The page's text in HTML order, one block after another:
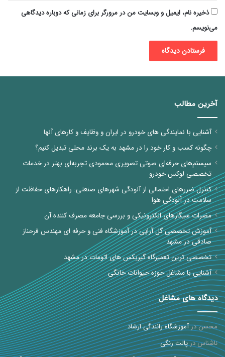
ذخیره نام، ایمیل و وبسایت من در مرورگر برای زمانی که دوباره دیدگاهی
می‌نویسم.
آخرین مطالب
آشنایی با نمایندگی های خودرو در ایران و وظایف و کارهای آنها
چگونه کسب و کار خود را در مشهد به یک برند محلی تبدیل کنیم؟
سیستم‌های حرفه‌ای صوتی تصویری محمودی تجربه‌ای بهتر در خدمات
تخصصی لوکس خودرو
کنترل ضررهای احتمالی از آلودگی شهرهای صنعتی: راهکارهای حفاظت از
سلامت در آلودگی هوا
مضرات سیگارهای الکترونیکی و بررسی جامعه مصرف کننده آن
آموزش تخصصی گل آرایی در آموزشگاه فنی و حرفه ای مهندس فرحناز
صادقی در مشهد
تخصصی ترین تعمیرگاه گیربکس های اتومات در مشهد
آشنایی با مشاغل حوزه حیوانات خانگی
دیدگاه های مشاغل
محسندرآموزشگاه رانندگی ارشاد
ناشناسدرپالت رنگی